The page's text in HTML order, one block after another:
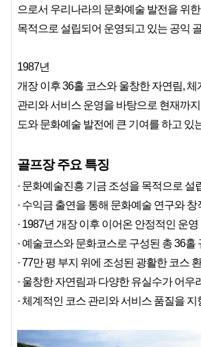
으로서 우리나라의 문화예술 발전을 위
목적으로 설립되어 운영되고 있는 공익
1987년
개장 이후 36홀 코스와 울창한 자연림, 체
관리와 서비스 운영을 바탕으로 현재까
도와 문화예술 발전에 큰 기여를 하고 있
골프장 주요 특징
· 문화예술진흥 기금 조성을 목적으로 설
· 수익금 출연을 통해 문화예술 연구와 창
· 1987년 개장 이후 이어온 안정적인 운영
· 예술코스와 문화코스로 구성된 총 36홀
· 77만 평 부지 위에 조성된 광활한 코스
· 울창한 자연림과 다양한 유실수가 어우
· 체계적인 코스 관리와 서비스 품질을 지